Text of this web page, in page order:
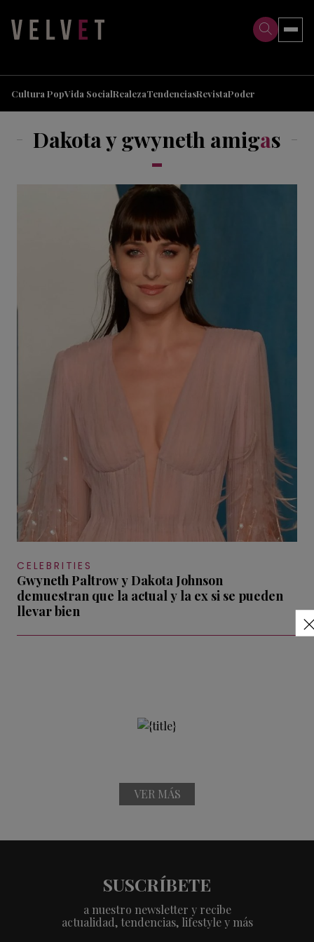
Cultura PopVida SocialRealezaTendenciasRevistaPoder
Dakota y gwyneth amigas
CELEBRITIES
Gwyneth Paltrow y Dakota Johnson
demuestran que la actual y la ex si se pueden
llevar bien
VER MÁS
SUSCRÍBETE
a nuestro newsletter y recibe
actualidad, tendencias, lifestyle y más